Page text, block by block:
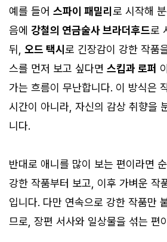
예를 들어 스파이 패밀리 로 시작해
음에 강철의 연금술사 브라더후드로
뒤, 오드 택시 로 긴장감이 강한 작품
스를 먼저 보고 싶다면 스킵과 로퍼
가는 흐름이 무난합니다. 이 방식은
시간이 아니라, 자신의 감상 취향을
니다.
반대로 애니를 많이 보는 편이라면
강한 작품부터 보고, 이후 가벼운 작
입니다. 다만 연속으로 강한 작품만
므로, 장편 서사와 일상물을 섞는 편